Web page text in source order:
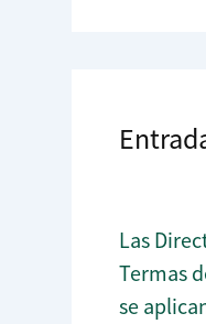
Las
Termas
se